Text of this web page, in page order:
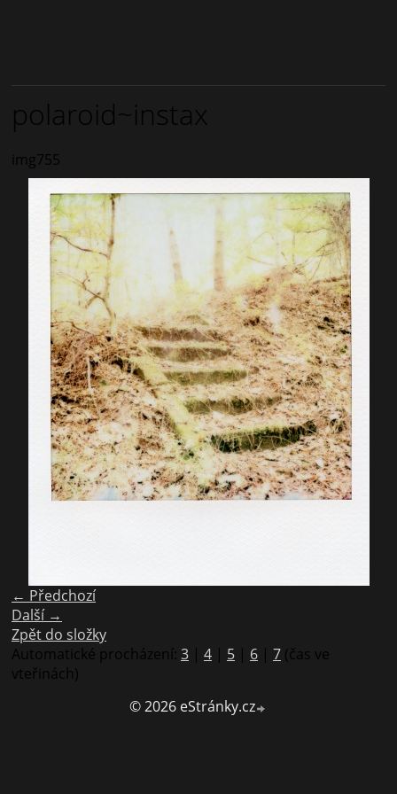
polaroid~instax
img755
← Předchozí
Další →
Zpět do složky
Automatické procházení: 3 | 4 | 5 | 6 | 7 (čas ve
vteřinách)
© 2026 eStránky.cz